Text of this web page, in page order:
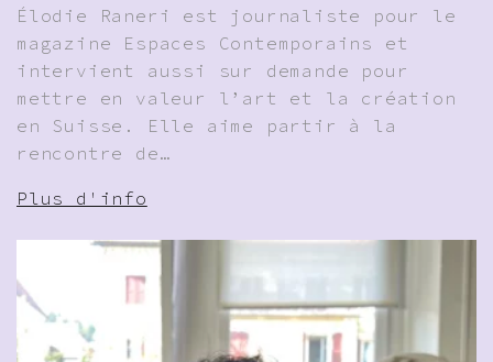
Élodie Raneri est journaliste pour le
magazine Espaces Contemporains et
intervient aussi sur demande pour
mettre en valeur l’art et la création
en Suisse. Elle aime partir à la
rencontre de…
Plus d'info